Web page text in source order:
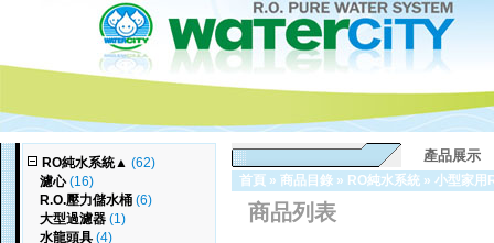
RO純水系統▲ (62)
濾心(16)
R.O.壓力儲水桶 (6)
大型過濾器 (1)
水龍頭具 (4)
產品展示
首頁 » 商品目錄 » RO純水系統 » 小型家用
商品列表